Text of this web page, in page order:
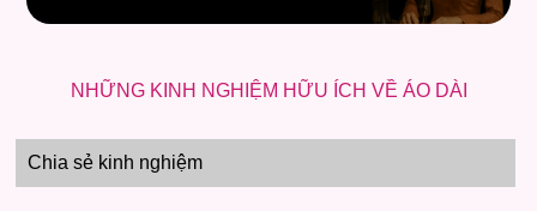
NHỮNG KINH NGHIỆM HỮU ÍCH VỀ ÁO DÀI
Chia sẻ kinh nghiệm